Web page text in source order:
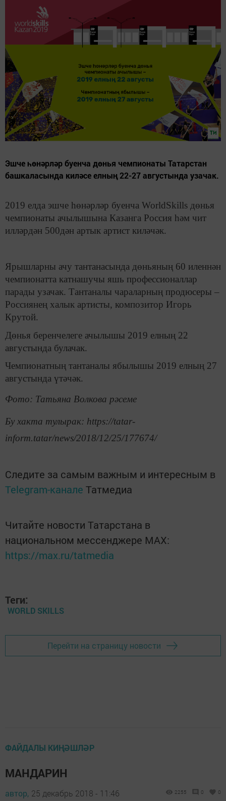
Эшче һөнәрләр буенча дөнья чемпионаты Татарстан
башкаласында киләсе елның 22-27 августында узачак.
2019 елда эшче һөнәрләр буенча WorldSkills дөнья
чемпионаты ачылышына Казанга Россия һәм чит
илләрдән 500дән артык артист киләчәк.
Ярышларны ачу тантанасында дөньяның 60 иленнән
чемпионатта катнашучы яшь профессионаллар
парады узачак. Тантаналы чараларның продюсеры –
Россиянең халык артисты, композитор Игорь
Крутой.
Дөнья беренчелеге ачылышы 2019 елның 22
августында булачак.
Чемпионатның тантаналы ябылышы 2019 елның 27
августында үтәчәк.
Фото: Татьяна Волкова рәсеме
Бу хакта тулырак: https://tatar-
inform.tatar/news/2018/12/25/177674/
Следите за самым важным и интересным в
Telegram-канале Татмедиа
Читайте новости Татарстана в
национальном мессенджере MАХ:
https://max.ru/tatmedia
Теги:
WORLD SKILLS
Перейти на страницу новости
ФАЙДАЛЫ КИҢӘШЛӘР
МАНДАРИН
автор, 25 декабрь 2018 - 11:46 2255 0 0